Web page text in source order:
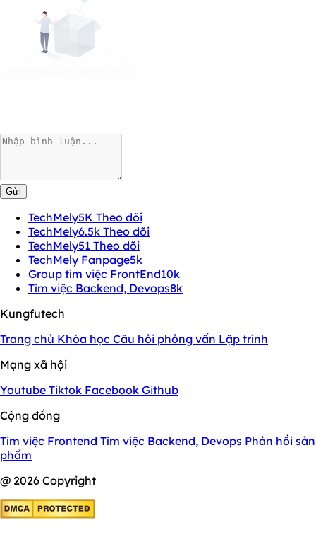
Gửi
TechMely5K Theo dõi
TechMely6.5k Theo dõi
TechMely51 Theo dõi
TechMely Fanpage5k
Group tìm việc FrontEnd10k
Tìm việc Backend, Devops8k
Kungfutech
Trang chủ Khóa học Câu hỏi phỏng vấn Lập trình
Mạng xã hội
Youtube Tiktok Facebook Github
Cộng đồng
Tìm việc Frontend Tìm việc Backend, Devops Phản hồi sản
phẩm
@ 2026 Copyright